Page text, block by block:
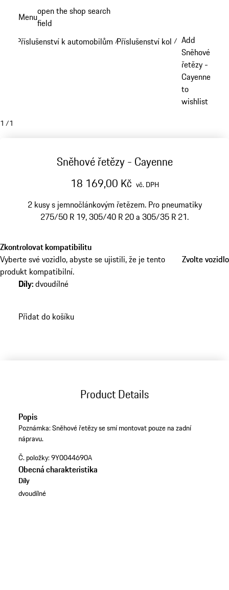
obsahu
Menuopen the shop search
field
Příslušenství k automobilům /Příslušenství kol / Add
Sněhové
řetězy -
Cayenne
to
wishlist
1 /1
Sněhové řetězy - Cayenne
18 169,00 Kč vč. DPH
2 kusy s jemnočlánkovým řetězem. Pro pneumatiky
275/50 R 19, 305/40 R 20 a 305/35 R 21.
Zkontrolovat kompatibilitu
Vyberte své vozidlo, abyste se ujistili, že je tento
produkt kompatibilní.
Zvolte vozidlo
Zvolte vozidlo
Díly:dvoudílné
Přidat do košíku
Product Details
Popis
Poznámka: Sněhové řetězy se smí montovat pouze na zadní
nápravu.
Č. položky:9Y0044690A
Obecná charakteristika
Díly
dvoudílné